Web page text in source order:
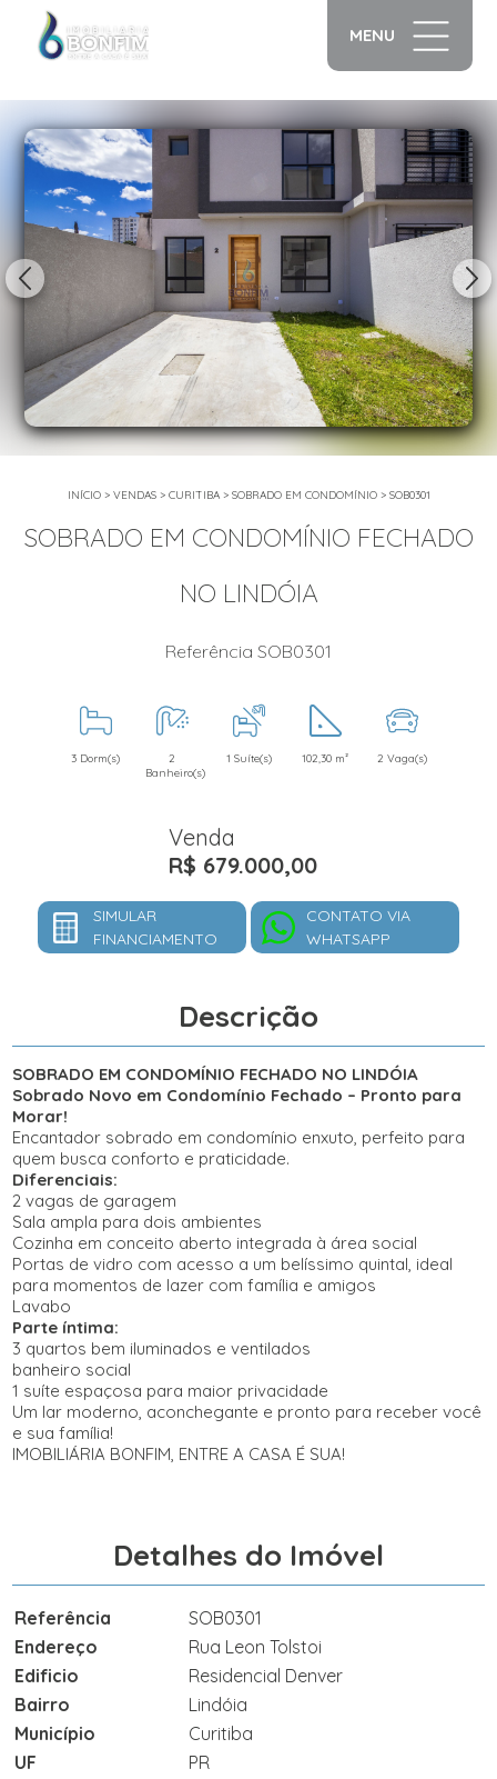
MENU
INÍCIO> VENDAS> CURITIBA> SOBRADO EM CONDOMÍNIO> SOB0301
SOBRADO EM CONDOMÍNIO FECHADO
NO LINDÓIA
Referência SOB0301
3 Dorm(s)
2
Banheiro(s)
1 Suíte(s) 102,30 m² 2 Vaga(s)
Venda
R$ 679.000,00
SIMULAR
FINANCIAMENTO
CONTATO VIA
WHATSAPP
Descrição
SOBRADO EM CONDOMÍNIO FECHADO NO LINDÓIA
Sobrado Novo em Condomínio Fechado – Pronto para
Morar!
Encantador sobrado em condomínio enxuto, perfeito para
quem busca conforto e praticidade.
Diferenciais:
2 vagas de garagem
Sala ampla para dois ambientes
Cozinha em conceito aberto integrada à área social
Portas de vidro com acesso a um belíssimo quintal, ideal
para momentos de lazer com família e amigos
Lavabo
Parte íntima:
3 quartos bem iluminados e ventilados
banheiro social
1 suíte espaçosa para maior privacidade
Um lar moderno, aconchegante e pronto para receber você
e sua família!
IMOBILIÁRIA BONFIM, ENTRE A CASA É SUA!
Detalhes do Imóvel
Referência
SOB0301
Endereço
Rua Leon Tolstoi
Edificio
Residencial Denver
Bairro
Lindóia
Município
Curitiba
UF
PR